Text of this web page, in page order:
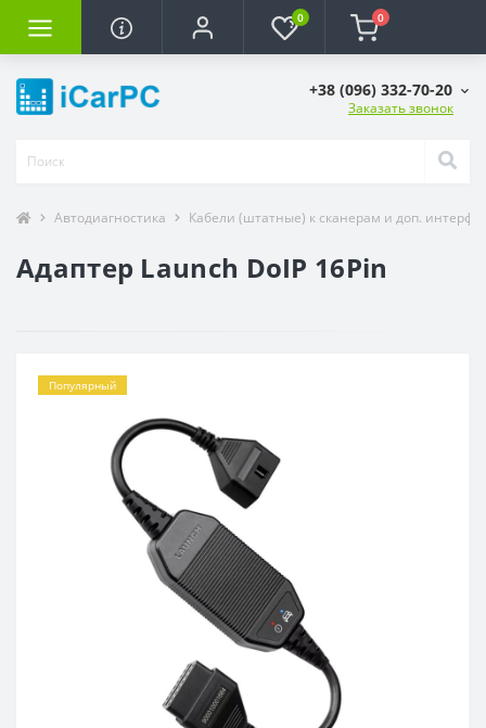
0 0
+38 (096) 332-70-20
Заказать звонок
Автодиагностика Кабели (штатные) к сканерам и доп.
Адаптер Launch DoIP 16Pin
Популярный